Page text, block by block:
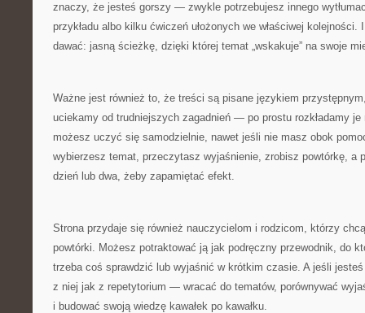
znaczy, że jesteś gorszy — zwykle potrzebujesz innego
przykładu albo kilku ćwiczeń ułożonych we właściwej kolejności.
dawać: jasną ścieżkę, dzięki której temat „wskakuje” na swoje
Ważne jest również to, że treści są pisane językiem
uciekamy od trudniejszych zagadnień — po prostu rozkładamy
możesz uczyć się samodzielnie, nawet jeśli nie masz obok
wybierzesz temat, przeczytasz wyjaśnienie, zrobisz powtórkę, a
dzień lub dwa, żeby zapamiętać efekt.
Strona przydaje się również nauczycielom i rodzicom, którzy
powtórki. Możesz potraktować ją jak podręczny przewodnik, do
trzeba coś sprawdzić lub wyjaśnić w krótkim czasie. A jeśli
z niej jak z repetytorium — wracać do tematów, porównywać
i budować swoją wiedzę kawałek po kawałku.